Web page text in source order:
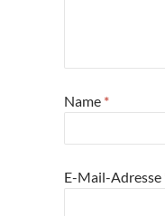
Name *
E-Mail-Adresse